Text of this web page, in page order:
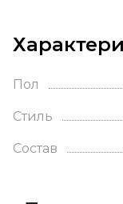
Пол
Стиль
Состав